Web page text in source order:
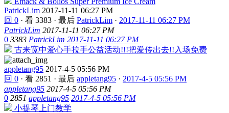
PatrickLim 2017-11-11 06:27 PM
回 0 · 看 3383 · 最后 PatrickLim · 2017-11-11 06:27 PM
PatrickLim 2017-11-11 06:27 PM
0 3383 PatrickLim 2017-11-11 06:27 PM
古来宽中爱心手拉手公益活动!!!把爱传出去!!入场免费
appletang95 2017-4-5 05:56 PM
回 0 · 看 2851 · 最后 appletang95 · 2017-4-5 05:56 PM
appletang95 2017-4-5 05:56 PM
0 2851 appletang95 2017-4-5 05:56 PM
小提琴上门教学